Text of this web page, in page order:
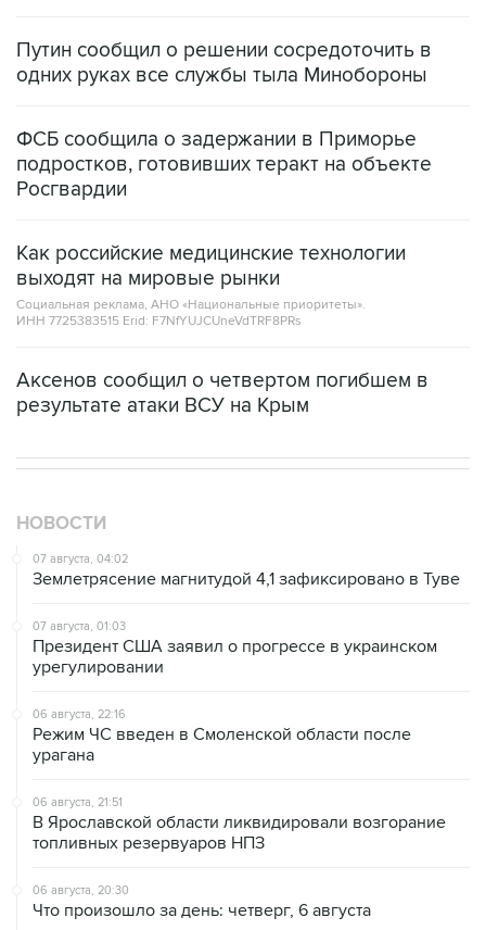
Путин сообщил о решении сосредоточить в
одних руках все службы тыла Минобороны
ФСБ сообщила о задержании в Приморье
подростков, готовивших теракт на объекте
Росгвардии
Как российские медицинские технологии
выходят на мировые рынки
Социальная реклама, АНО «Национальные приоритеты».
ИНН 7725383515 Erid: F7NfYUJCUneVdTRF8PRs
Аксенов сообщил о четвертом погибшем в
результате атаки ВСУ на Крым
НОВОСТИ
07 августа, 04:02
Землетрясение магнитудой 4,1 зафиксировано в Туве
07 августа, 01:03
Президент США заявил о прогрессе в украинском
урегулировании
06 августа, 22:16
Режим ЧС введен в Смоленской области после
урагана
06 августа, 21:51
В Ярославской области ликвидировали возгорание
топливных резервуаров НПЗ
06 августа, 20:30
Что произошло за день: четверг, 6 августа